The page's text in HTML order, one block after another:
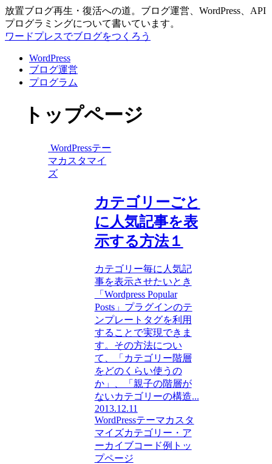
放置ブログ再生・復活への道。ブログ運営、WordPress、API
プログラミングについて書いています。
ワードプレスでブログをつくろう
WordPress
ブログ運営
プログラム
トップページ
WordPressテー
マカスタマイ
ズ
カテゴリーごと
に人気記事を表
示する方法１
カテゴリー毎に人気記
事を表示させたいとき
「Wordpress Popular
Posts」プラグインのテ
ンプレートタグを利用
することで実現できま
す。その方法につい
て、「カテゴリー階層
をどのくらい使うの
か」、「親子の階層が
ないカテゴリーの構造...
2013.12.11
WordPressテーマカスタ
マイズカテゴリー・ア
ーカイブコード例 トッ
プページ